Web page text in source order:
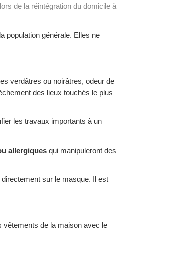
de la réintégration du domicile à
population générale. Elles ne
verdâtres ou noirâtres, odeur de
des lieux touchés le plus
les travaux importants à un
allergiques qui manipuleront des
directement sur le masque. Il est
vêtements de la maison avec le